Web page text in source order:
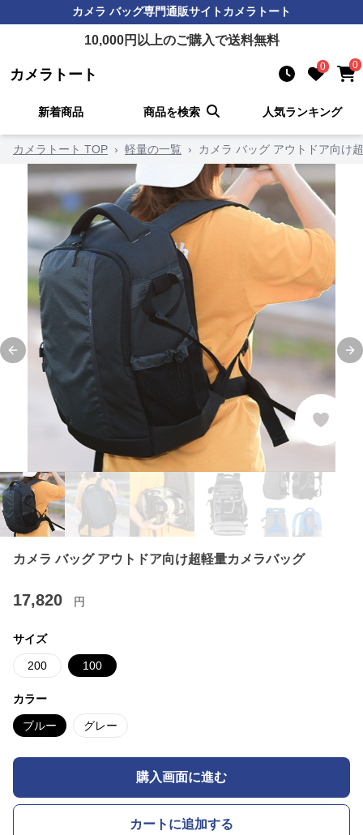
カメラ バッグ専門通販サイトカメラトート
10,000円以上のご購入で送料無料
カメラトート 0 0
新着商品 商品を検索 人気ランキング
カメラトート TOP › 軽量の一覧 › カメラ バッグ アウトドア向け
Previous slide
カメラ バッグ アウトドア向け超軽量カメラバッグ
17,820 円
サイズ
200 100
カラー
ブルー グレー
購入画面に進む
カートに追加する